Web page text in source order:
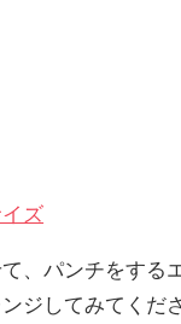
ズ
、パンチをする
ジしてみてくだ